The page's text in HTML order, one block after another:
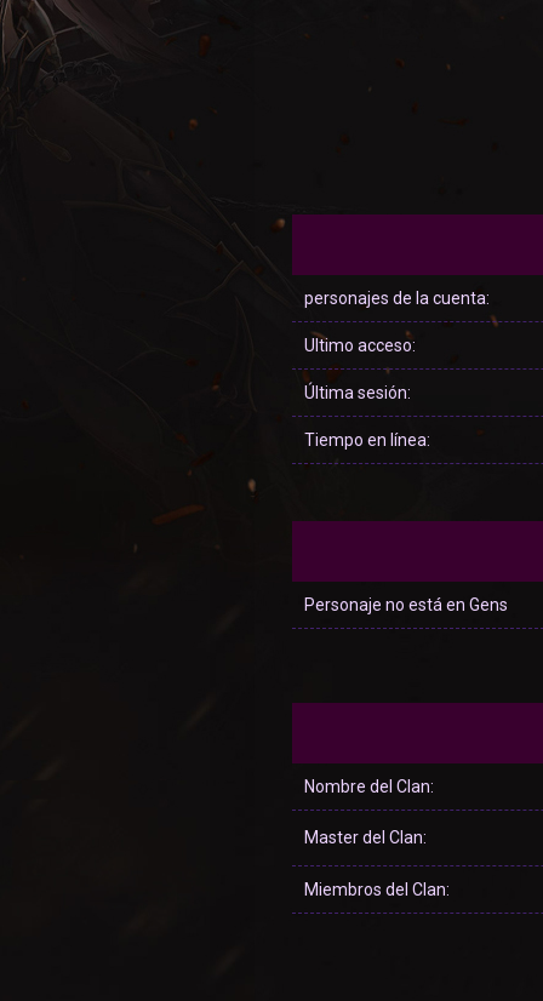
personajes de la cuenta:
Ultimo acceso:
Última sesión:
Tiempo en línea:
Personaje no está en Gens
Nombre del Clan:
Master del Clan:
Miembros del Clan: